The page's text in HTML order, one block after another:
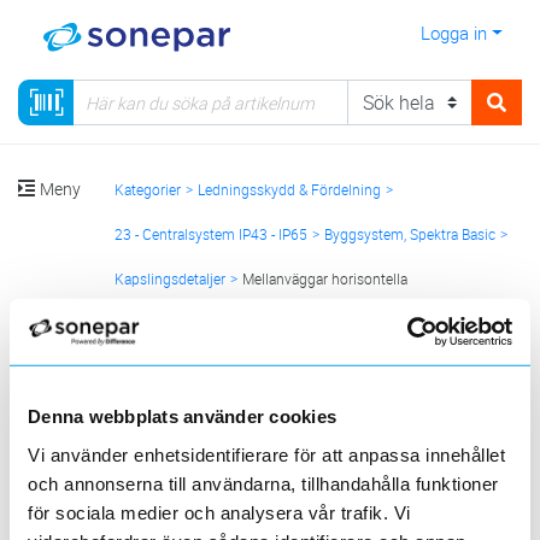
Denna webbplats använder cookies
Vi använder enhetsidentifierare för att anpassa innehållet
och annonserna till användarna, tillhandahålla funktioner
för sociala medier och analysera vår trafik. Vi
Logga in
Meny Kategorier Ledningsskydd & Fördelning
23 - Centralsystem IP43 - IP65 Byggsystem, Spektra Basic
Kapslingsdetaljer Mellanväggar horisontella
Sortera
Sida < 1 > Per sida 20 50
AQ